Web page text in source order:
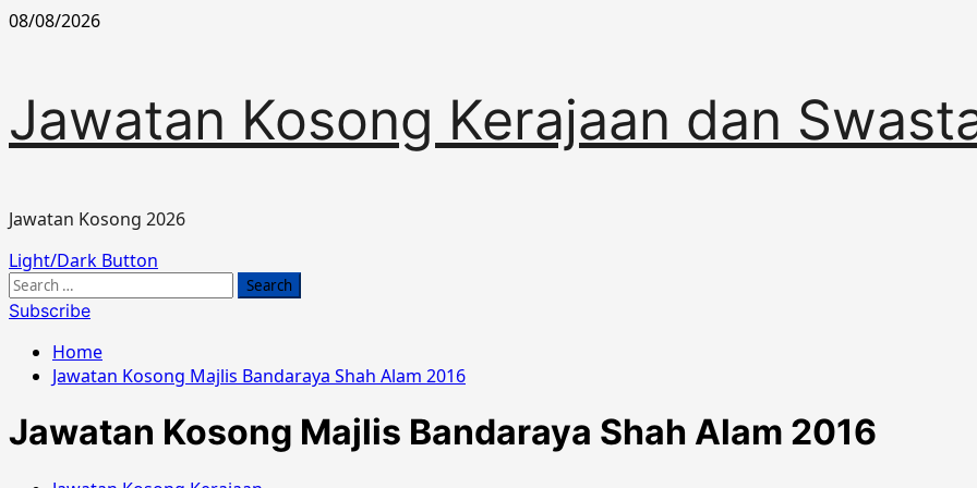
Skip
08/08/2026
Jawatan Kosong Kerajaan dan
Jawatan Kosong 2026
Primary
Menu
Light/Dark Button
Search
for:
Subscribe
Home
Jawatan Kosong Majlis Bandaraya Shah Alam 2016
Jawatan Kosong Majlis Bandaraya Shah Alam 2016